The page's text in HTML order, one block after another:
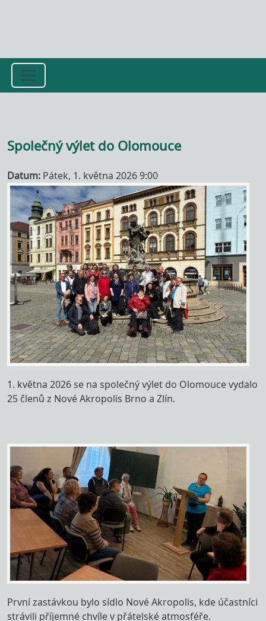
Přejít k hlavnímu obsahu
Společný výlet do Olomouce
Datum Pátek, 1. května 2026 9:00
Image
1. května 2026 se na společný výlet do Olomouce vydalo
25 členů z Nové Akropolis Brno a Zlín.
První zastávkou bylo sídlo Nové Akropolis, kde účastníci
strávili příjemné chvíle v přátelské atmosféře.